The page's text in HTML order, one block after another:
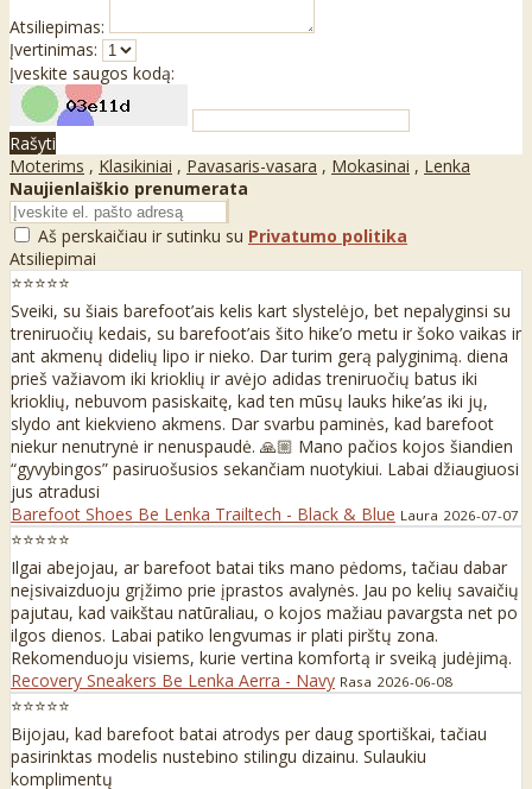
Atsiliepimas:
Įvertinimas:
Įveskite saugos kodą:
Rašyti
Moterims , Klasikiniai , Pavasaris-vasara , Mokasinai , Lenka
Naujienlaiškio prenumerata
Aš perskaičiau ir sutinku su Privatumo politika
Atsiliepimai
⭐⭐⭐⭐⭐
Sveiki, su šiais barefoot’ais kelis kart slystelėjo, bet nepalyginsi su
treniruočių kedais, su barefoot’ais šito hike’o metu ir šoko vaikas ir
ant akmenų didelių lipo ir nieko. Dar turim gerą palyginimą. diena
prieš važiavom iki krioklių ir avėjo adidas treniruočių batus iki
krioklių, nebuvom pasiskaitę, kad ten mūsų lauks hike’as iki jų,
slydo ant kiekvieno akmens. Dar svarbu paminės, kad barefoot
niekur nenutrynė ir nenuspaudė. 🙏🏼 Mano pačios kojos šiandien
“gyvybingos” pasiruošusios sekančiam nuotykiui. Labai džiaugiuosi
jus atradusi
Barefoot Shoes Be Lenka Trailtech - Black & Blue Laura 2026-07-07
⭐⭐⭐⭐⭐
Ilgai abejojau, ar barefoot batai tiks mano pėdoms, tačiau dabar
neįsivaizduoju grįžimo prie įprastos avalynės. Jau po kelių savaičių
pajutau, kad vaikštau natūraliau, o kojos mažiau pavargsta net po
ilgos dienos. Labai patiko lengvumas ir plati pirštų zona.
Rekomenduoju visiems, kurie vertina komfortą ir sveiką judėjimą.
Recovery Sneakers Be Lenka Aerra - Navy Rasa 2026-06-08
⭐⭐⭐⭐⭐
Bijojau, kad barefoot batai atrodys per daug sportiškai, tačiau
pasirinktas modelis nustebino stilingu dizainu. Sulaukiu
komplimentų